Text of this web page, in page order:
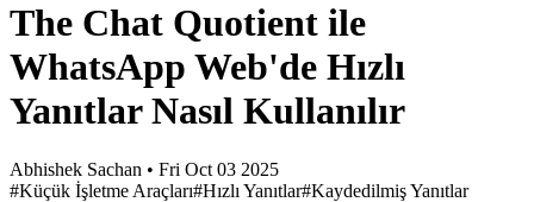
The Chat Quotient ile
WhatsApp Web'de Hızlı
Yanıtlar Nasıl Kullanılır
Abhishek Sachan • Fri Oct 03 2025
#Küçük İşletme Araçları#Hızlı Yanıtlar#Kaydedilmiş Yanıtlar